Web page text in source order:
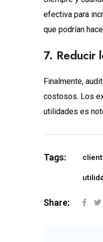
efectiva para
que podrían
7. Reducir
Finalmente,
costosos. Los
utilidades es
Tags:
Share: